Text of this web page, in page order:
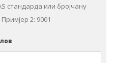
стандарда или бројчану
2: 9001